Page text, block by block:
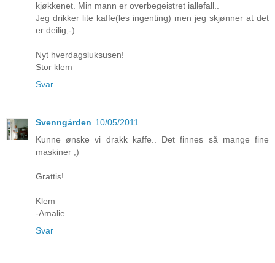
kjøkkenet. Min mann er overbegeistret iallefall..
Jeg drikker lite kaffe(les ingenting) men jeg skjønner at det
er deilig;-)
Nyt hverdagsluksusen!
Stor klem
Svar
Svenngården 10/05/2011
Kunne ønske vi drakk kaffe.. Det finnes så mange fine
maskiner ;)
Grattis!
Klem
-Amalie
Svar